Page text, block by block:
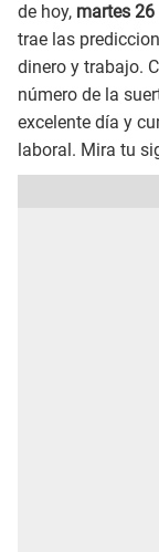
de hoy, martes
trae las
dinero y trabajo.
número de la
excelente día y
laboral. Mira tu